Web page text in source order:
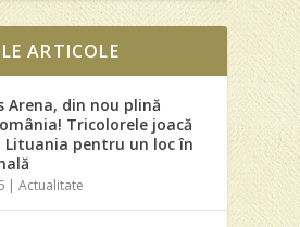
ARTICOLE
Arena, din nou plină
Tricolorele joacă
Lituania pentru un loc în
|Actualitate